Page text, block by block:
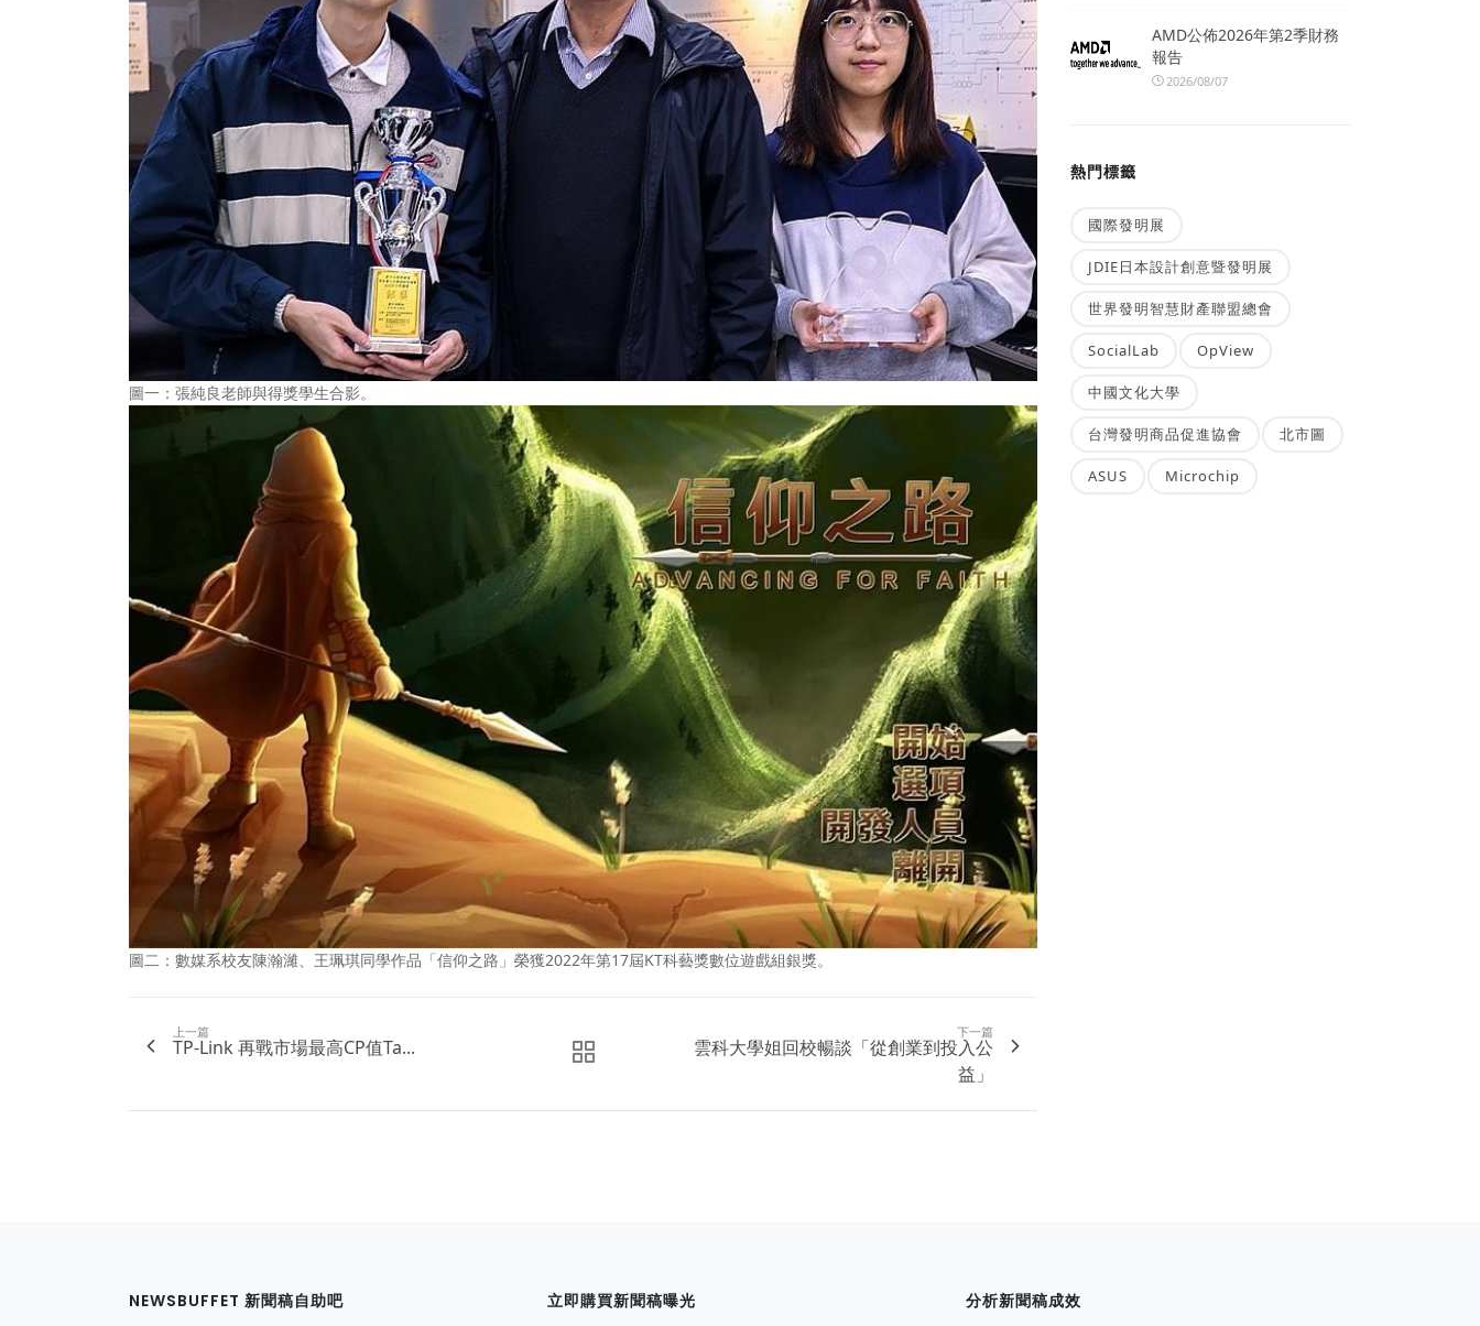
圖一：張純良老師與得獎學生合影。
圖二：數媒系校友陳瀚濰、王珮琪同學作品「信仰之路」榮獲2022年第17屆KT科藝獎數位遊戲組銀獎。
上一篇
TP-Link 再戰市場最高CP值Ta...
下一篇
雲科大學姐回校暢談「從創業到投入公
益」
AMD公佈2026年第2季財務
報告
2026/08/07
熱門標籤
國際發明展
JDIE日本設計創意暨發明展
世界發明智慧財產聯盟總會
SocialLab OpView
中國文化大學
台灣發明商品促進協會 北市圖
ASUS Microchip
NEWSBUFFET 新聞稿自助吧 立即購買新聞稿曝光 分析新聞稿成效